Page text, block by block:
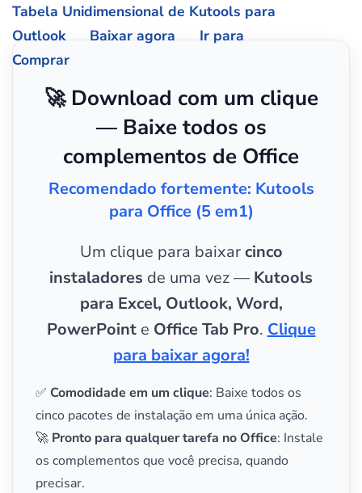
Tabela Unidimensional de Kutools para
Outlook
Baixar agora
Ir para
Comprar
🚀 Download com um clique
— Baixe todos os
complementos de Office
Recomendado fortemente: Kutools
para Office (5 em1)
Um clique para baixarcinco
instaladores de uma vez — Kutools
para Excel, Outlook, Word,
PowerPointe Office Tab Pro. Clique
para baixar agora!
✅ Comodidade em um clique: Baixe todos os
cinco pacotes de instalação em uma única ação.
🚀 Pronto para qualquer tarefa no Office: Instale
os complementos que você precisa, quando
precisar.